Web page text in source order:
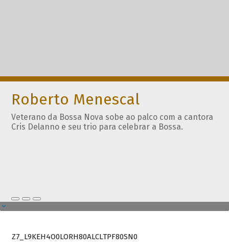
Roberto Menescal
Veterano da Bossa Nova sobe ao palco com a cantora
Cris Delanno e seu trio para celebrar a Bossa.
Z7_L9KEH4O0LORH80ALCLTPF80SN0